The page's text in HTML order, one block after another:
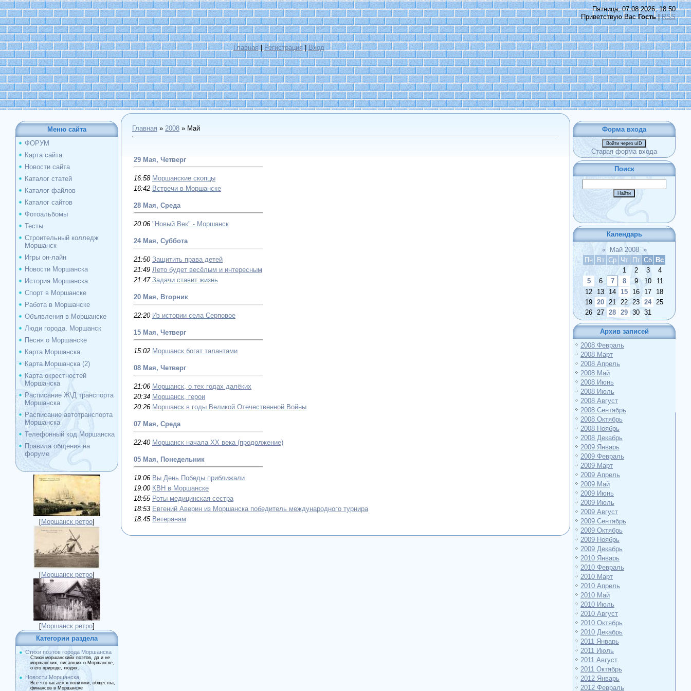
Главная|Регистрация|Вход
Пятница, 07.08.2026, 18:50
Приветствую Вас Гость|RSS
Меню сайта
ФОРУМ
Карта сайта
Новости сайта
Каталог статей
Каталог файлов
Каталог сайтов
Фотоальбомы
Тесты
Строительный колледж
Моршанск
Игры он-лайн
Новости Моршанска
История Моршанска
Спорт в Моршанске
Работа в Моршанске
Объявления в Моршанске
Люди города. Моршанск
Песня о Моршанске
Карта Моршанска
Карта Моршанска (2)
Карта окрестностей
Моршанска
Расписание Ж\Д транспорта
Моршанска
Расписание автотранспорта
Моршанска
Телефонный код Моршанска
Правила общения на
форуме
[Моршанск ретро]
[Моршанск ретро]
[Моршанск ретро]
Категории раздела
Стихи поэтов города Моршанска
Стихи моршанскийх поэтов, да и не
моршанских, писавших о Моршанске,
о его природе, людях.
Новости Моршанска
Всё что касается политики, общества,
финансов в Моршанске
Главная » 2008 » Май
29 Мая, Четверг
16:58 Моршанские скопцы
16:42 Встречи в Моршанске
28 Мая, Среда
20:06 "Новый Век" - Моршанск
24 Мая, Суббота
21:50 Защитить права детей
21:49 Лето будет весёлым и интересным
21:47 Задачи ставит жизнь
20 Мая, Вторник
22:20 Из истории села Серповое
15 Мая, Четверг
15:02 Моршанск богат талантами
08 Мая, Четверг
21:06 Моршанск, о тех годах далёких
20:34 Моршанск, герои
20:26 Моршанск в годы Великой Отечественной Войны
07 Мая, Среда
22:40 Моршанск начала ХХ века (продолжение)
05 Мая, Понедельник
19:06 Вы День Победы приближали
19:00 КВН в Моршанске
18:55 Роты медицинская сестра
18:53 Евгений Аверин из Моршанска победитель международного турнира
18:45 Ветеранам
Форма входа
Войти через uID
Старая форма входа
Поиск
Календарь
«
Май 2008 »
Пн
Вт Ср Чт Пт Сб Вс
1
2 3
4
5
6 7 8 9 10
11
12
13 14 15 16 17
18
19 20 21 22 23 24 25
26 27 28 29 30 31
Архив записей
2008 Февраль
2008 Март
2008 Апрель
2008 Май
2008 Июнь
2008 Июль
2008 Август
2008 Сентябрь
2008 Октябрь
2008 Ноябрь
2008 Декабрь
2009 Январь
2009 Февраль
2009 Март
2009 Апрель
2009 Май
2009 Июнь
2009 Июль
2009 Август
2009 Сентябрь
2009 Октябрь
2009 Ноябрь
2009 Декабрь
2010 Январь
2010 Февраль
2010 Март
2010 Апрель
2010 Май
2010 Июль
2010 Август
2010 Октябрь
2010 Декабрь
2011 Январь
2011 Июль
2011 Август
2011 Октябрь
2012 Январь
2012 Февраль